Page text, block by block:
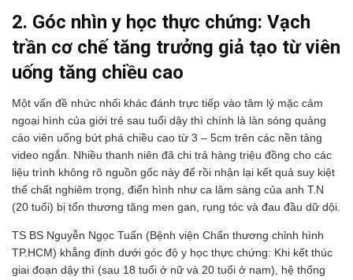
2. Góc nhìn y học thực chứng: Vạch
trần cơ chế tăng trưởng giả tạo từ viên
uống tăng chiều cao
Một vấn đề nhức nhối khác đánh trực tiếp vào tâm lý mặc cảm
ngoại hình của giới trẻ sau tuổi dậy thì chính là làn sóng quảng
cáo viên uống bứt phá chiều cao từ 3 – 5cm trên các nền tảng
video ngắn. Nhiều thanh niên đã chi trả hàng triệu đồng cho các
liệu trình không rõ nguồn gốc này để rồi nhận lại kết quả suy kiệt
thể chất nghiêm trọng, điển hình như ca lâm sàng của anh T.N
(20 tuổi) bị tổn thương tăng men gan, rụng tóc và đau đầu dữ dội.
TS BS Nguyễn Ngọc Tuấn (Bệnh viện Chấn thương chỉnh hình
TP.HCM) khẳng định dưới góc độ y học thực chứng: Khi kết thúc
giai đoạn dậy thì (sau 18 tuổi ở nữ và 20 tuổi ở nam), hệ thống